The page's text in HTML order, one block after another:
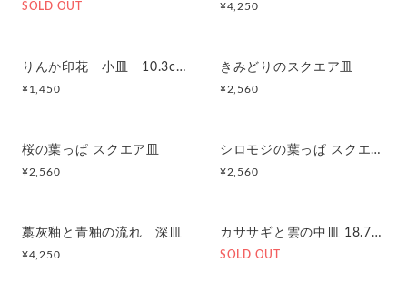
SOLD OUT ¥4,250
りんか印花 小皿 10.3cm
¥1,450
きみどりのスクエア皿
¥2,560
桜の葉っぱ スクエア皿
¥2,560
シロモジの葉っぱ スクエア皿
¥2,560
藁灰釉と青釉の流れ 深皿
¥4,250
カササギと雲の中皿 18.7cm
SOLD OUT